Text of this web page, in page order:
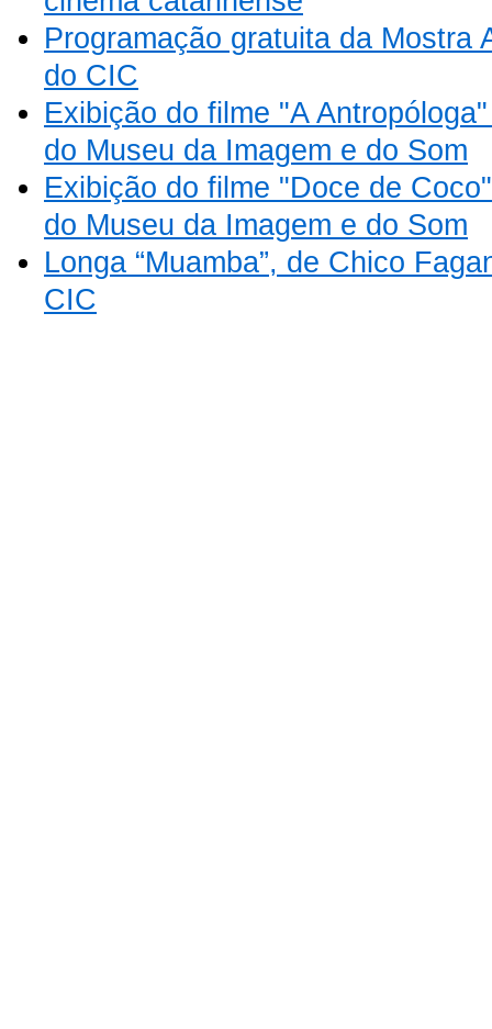
Programação gratuita da Mostra
do CIC
Exibição do filme "A
do Museu da Imagem e do Som
Exibição do filme "Doce de
do Museu da Imagem e do Som
Longa “Muamba”, de Chico
CIC